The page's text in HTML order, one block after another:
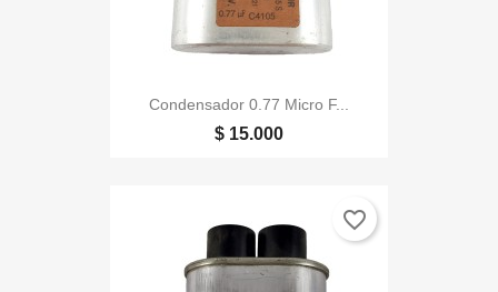
Condensador 0.77 Micro F...
$ 15.000
favorite_border